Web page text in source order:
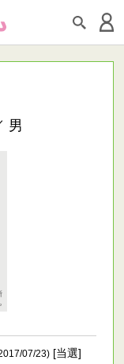
男
07/23) [当選]